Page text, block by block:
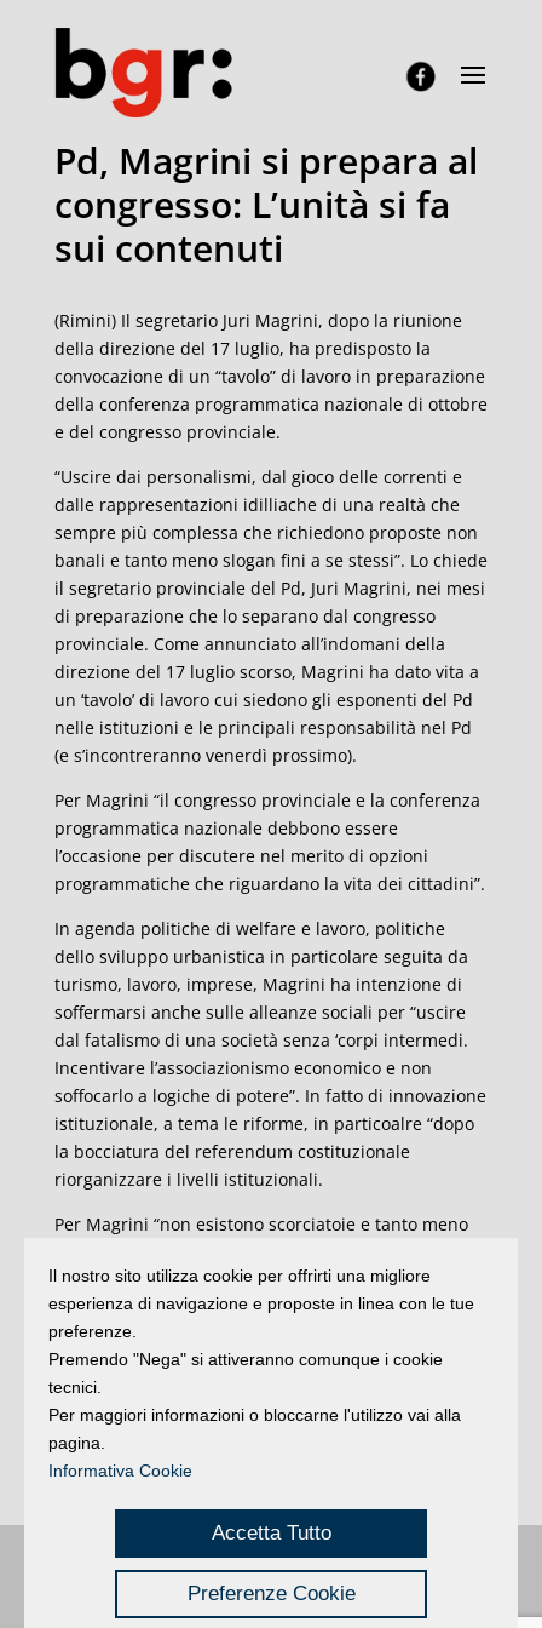
Pd, Magrini si prepara al
congresso: L’unità si fa
sui contenuti
(Rimini) Il segretario Juri Magrini, dopo la riunione
della direzione del 17 luglio, ha predisposto la
convocazione di un “tavolo” di lavoro in preparazione
della conferenza programmatica nazionale di ottobre
e del congresso provinciale.
“Uscire dai personalismi, dal gioco delle correnti e
dalle rappresentazioni idilliache di una realtà che
sempre più complessa che richiedono proposte non
banali e tanto meno slogan fini a se stessi”. Lo chiede
il segretario provinciale del Pd, Juri Magrini, nei mesi
di preparazione che lo separano dal congresso
provinciale. Come annunciato all’indomani della
direzione del 17 luglio scorso, Magrini ha dato vita a
un ‘tavolo’ di lavoro cui siedono gli esponenti del Pd
nelle istituzioni e le principali responsabilità nel Pd
(e s’incontreranno venerdì prossimo).
Per Magrini “il congresso provinciale e la conferenza
programmatica nazionale debbono essere
l’occasione per discutere nel merito di opzioni
programmatiche che riguardano la vita dei cittadini”.
In agenda politiche di welfare e lavoro, politiche
dello sviluppo urbanistica in particolare seguita da
turismo, lavoro, imprese, Magrini ha intenzione di
soffermarsi anche sulle alleanze sociali per “uscire
dal fatalismo di una società senza ‘corpi intermedi.
Incentivare l’associazionismo economico e non
soffocarlo a logiche di potere”. In fatto di innovazione
istituzionale, a tema le riforme, in particoalre “dopo
la bocciatura del referendum costituzionale
riorganizzare i livelli istituzionali.
Per Magrini “non esistono scorciatoie e tanto meno
dello studio per arrivare a proposte che non siano
percepite come slogan fini a se stessi. Questi gli
obiettivi del contributo del Pd alla Conferenza
nazionale programmatica ed al congresso di Rimini.
L’unità si fa sui contenuti con un gruppo dirigente
che deve avere la capacità di eleborare ed alla fine
fare sintesi delle varie posizioni. Questo il lavoro che
ci aspetta”.
Buongiorno:Riminié una testata registrata presso il Tribunale di Rimini
registrazione n. 2 /28/02/2012| © 2024 buongiornoRimini
Privacy | Credits
Il nostro sito utilizza cookie per offrirti una migliore
esperienza di navigazione e proposte in linea con le tue
preferenze.
Premendo "Nega" si attiveranno comunque i cookie
tecnici.
Per maggiori informazioni o bloccarne l'utilizzo vai alla
pagina.
Informativa Cookie
Accetta Tutto
Preferenze Cookie